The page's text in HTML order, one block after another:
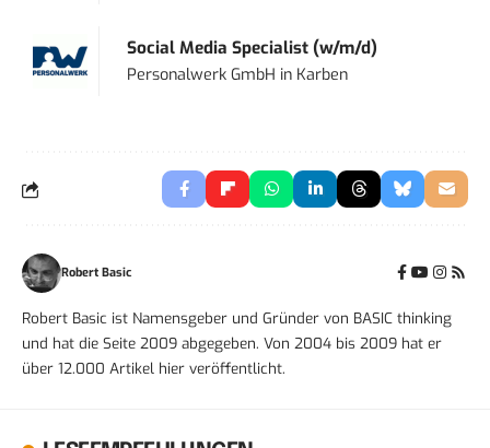
Social Media Specialist (w/m/d)
Personalwerk GmbH in Karben
Robert Basic
Robert Basic ist Namensgeber und Gründer von BASIC thinking
und hat die Seite 2009 abgegeben. Von 2004 bis 2009 hat er
über 12.000 Artikel hier veröffentlicht.